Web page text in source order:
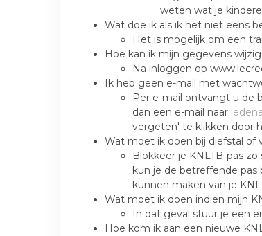
weten wat je
Wat doe ik als ik het niet eens
Het is mogelijk om een
Hoe kan ik mijn gegevens
Na inloggen op
Ik heb geen e-mail met
Per e-mail ontvangt u de
dan een e-mail naar
vergeten' te klikken door
Wat moet ik doen bij diefstal of
Blokkeer je KNLTB-pas
kun je de betreffende pas
kunnen maken van je
Wat moet ik doen indien mijn
In dat geval stuur je een
Hoe kom ik aan een nieuwe